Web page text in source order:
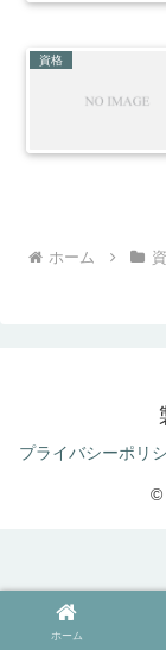
資格
ホーム
プライバシーポリ
©
ホーム